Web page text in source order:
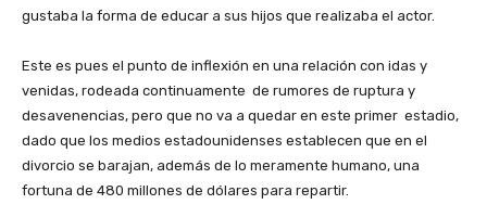
gustaba la forma de educar a sus hijos que realizaba el actor.
Este es pues el punto de inflexión en una relación con idas y
venidas, rodeada continuamente de rumores de ruptura y
desavenencias, pero que no va a quedar en este primer estadio,
dado que los medios estadounidenses establecen que en el
divorcio se barajan, además de lo meramente humano, una
fortuna de 480 millones de dólares para repartir.